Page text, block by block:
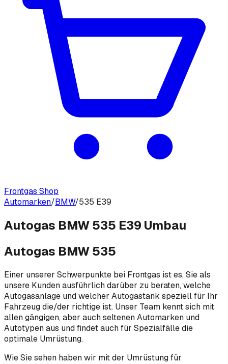
Frontgas Shop
Automarken/BMW/535 E39
Autogas BMW 535 E39 Umbau
Autogas BMW 535
Einer unserer Schwerpunkte bei Frontgas ist es, Sie als
unsere Kunden ausführlich darüber zu beraten, welche
Autogasanlage und welcher Autogastank speziell für Ihr
Fahrzeug die/der richtige ist. Unser Team kennt sich mit
allen gängigen, aber auch seltenen Automarken und
Autotypen aus und findet auch für Spezialfälle die
optimale Umrüstung.
Wie Sie sehen haben wir mit der Umrüstung für